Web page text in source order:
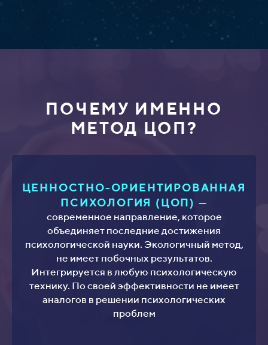
ПОЧЕМУ ИМЕННО
МЕТОД ЦОП?
ЦЕННОСТНО-ОРИЕНТИРОВАННАЯ
ПСИХОЛОГИЯ (ЦОП) —
современное направление, которое
объединяет последние достижения
психологической науки. Экологичный метод,
не имеет побочных результатов.
Интегрируется в любую психологическую
технику. По своей эффективности не имеет
аналогов в решении психологических
проблем